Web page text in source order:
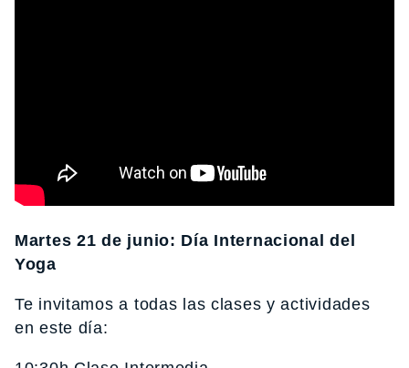
Martes 21 de junio: Día Internacional del
Yoga
Te invitamos a todas las clases y actividades
en este día: